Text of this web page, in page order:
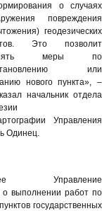
о случаях
повреждения
геодезических
Это позволит
меры по
или
нового пункта», –
начальник отдела
Управления
Одинец.
Управление
о выполнении работ по
государственных